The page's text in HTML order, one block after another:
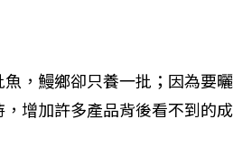
，鰻鄉卻只養一批；因為要曬
增加許多產品背後看不到的成